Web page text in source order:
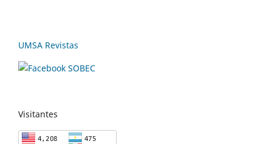
UMSA Revistas
Visitantes